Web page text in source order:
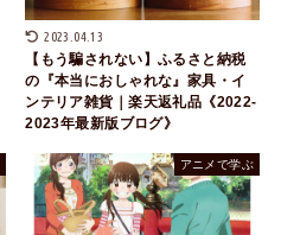
2023.04.13
【もう騙されない】ふるさと納税
の『本当におしゃれな』家具・イ
ンテリア雑貨｜楽天返礼品《2022-
2023年最新版ブログ》
アニメで学ぶ